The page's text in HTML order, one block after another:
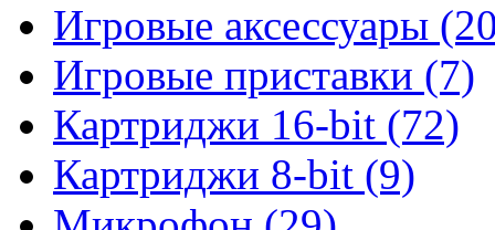
Игровые аксессуары
Игровые приставки (7)
Картриджи 16-bit (72)
Картриджи 8-bit (9)